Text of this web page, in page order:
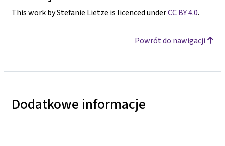
This work by Stefanie Lietze is licenced underCC BY 4.0.
Powrót do nawigacji
Dodatkowe informacje